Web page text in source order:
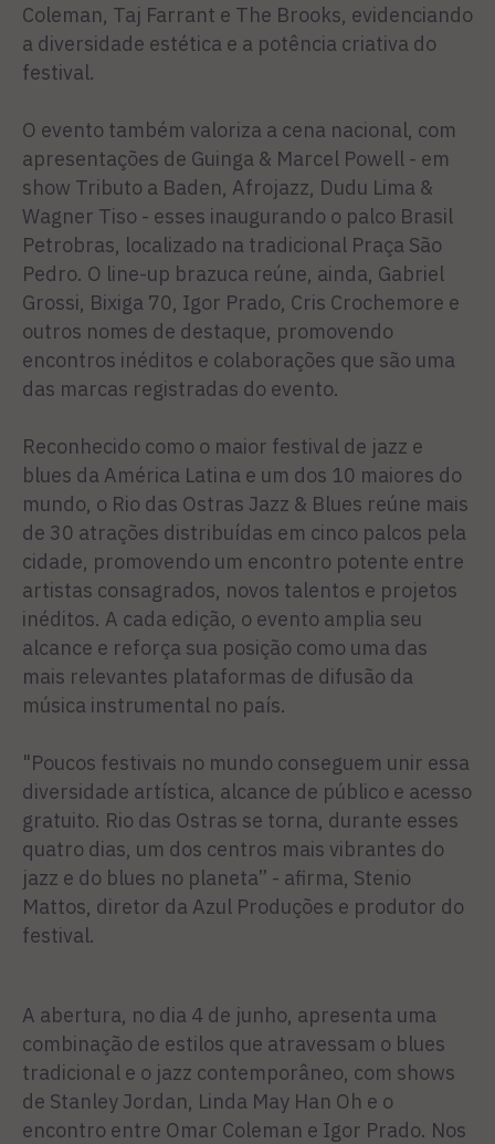
Coleman, Taj Farrant e The Brooks, evidenciando
a diversidade estética e a potência criativa do
festival.
O evento também valoriza a cena nacional, com
apresentações de Guinga & Marcel Powell - em
show Tributo a Baden, Afrojazz, Dudu Lima &
Wagner Tiso - esses inaugurando o palco Brasil
Petrobras, localizado na tradicional Praça São
Pedro. O line-up brazuca reúne, ainda, Gabriel
Grossi, Bixiga 70, Igor Prado, Cris Crochemore e
outros nomes de destaque, promovendo
encontros inéditos e colaborações que são uma
das marcas registradas do evento.
Reconhecido como o maior festival de jazz e
blues da América Latina e um dos 10 maiores do
mundo, o Rio das Ostras Jazz & Blues reúne mais
de 30 atrações distribuídas em cinco palcos pela
cidade, promovendo um encontro potente entre
artistas consagrados, novos talentos e projetos
inéditos. A cada edição, o evento amplia seu
alcance e reforça sua posição como uma das
mais relevantes plataformas de difusão da
música instrumental no país.
"Poucos festivais no mundo conseguem unir essa
diversidade artística, alcance de público e acesso
gratuito. Rio das Ostras se torna, durante esses
quatro dias, um dos centros mais vibrantes do
jazz e do blues no planeta” - afirma, Stenio
Mattos, diretor da Azul Produções e produtor do
festival.
A abertura, no dia 4 de junho, apresenta uma
combinação de estilos que atravessam o blues
tradicional e o jazz contemporâneo, com shows
de Stanley Jordan, Linda May Han Oh e o
encontro entre Omar Coleman e Igor Prado. Nos